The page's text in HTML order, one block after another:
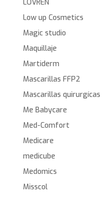
LOVREN
Low up Cosmetics
Magic studio
Maquillaje
Martiderm
Mascarillas FFP2
Mascarillas quirurgícas
Me Babycare
Med-Comfort
Medicare
medicube
Medomics
Misscol